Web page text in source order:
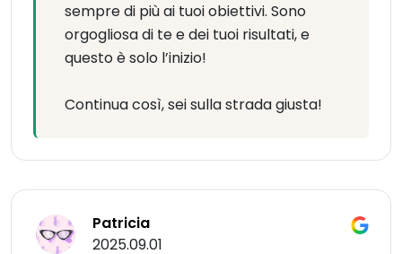
sempre di più ai tuoi obiettivi. Sono
orgogliosa di te e dei tuoi risultati, e
questo è solo l’inizio!
Continua così, sei sulla strada giusta!
Patricia
2025.09.01